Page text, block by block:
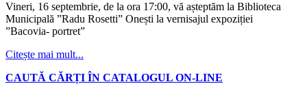
Vineri, 16 septembrie, de la ora 17:00, vă așteptăm la Biblioteca
Municipală ”Radu Rosetti” Onești la vernisajul expoziției
”Bacovia- portret”
Citește mai mult...
CAUTĂ CĂRȚI ÎN CATALOGUL ON-LINE